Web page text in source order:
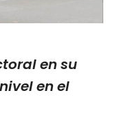
en su
en el